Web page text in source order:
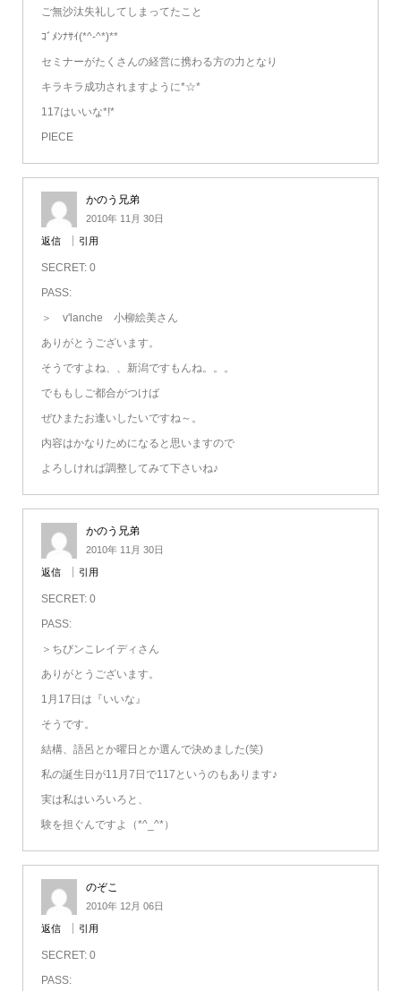
ご無沙汰失礼してしまってたこと
ｺﾞﾒﾝﾅｻｲ(*^-^*)**
セミナーがたくさんの経営に携わる方の力となり
キラキラ成功されますように*☆*
117はいいな*!*
PIECE
かのう兄弟
2010年 11月 30日
返信 引用
SECRET: 0
PASS:
＞ v'lanche 小柳絵美さん
ありがとうございます。
そうですよね、、新潟ですもんね。。。
でももしご都合がつけば
ぜひまたお逢いしたいですね～。
内容はかなりためになると思いますので
よろしければ調整してみて下さいね♪
かのう兄弟
2010年 11月 30日
返信 引用
SECRET: 0
PASS:
＞ちびンこレイディさん
ありがとうございます。
1月17日は『いいな』
そうです。
結構、語呂とか曜日とか選んで決めました(笑)
私の誕生日が11月7日で117というのもあります♪
実は私はいろいろと、
験を担ぐんですよ（*^_^*）
のぞこ
2010年 12月 06日
返信 引用
SECRET: 0
PASS: